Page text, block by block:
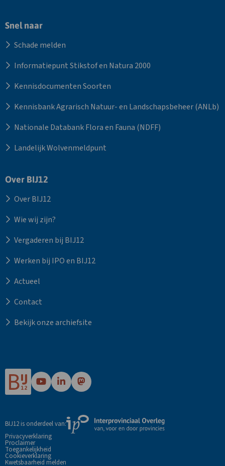
Snel naar
Schade melden
Informatiepunt Stikstof en Natura 2000
Kennisdocumenten Soorten
Kennisbank Agrarisch Natuur- en Landschapsbeheer (ANLb)
Nationale Databank Flora en Fauna (NDFF)
Landelijk Wolvenmeldpunt
Over BIJ12
Over BIJ12
Wie wij zijn?
Vergaderen bij BIJ12
Werken bij IPO en BIJ12
Actueel
Contact
Bekijk onze archiefsite
Ga
naar
pagina
Ga
naar
LinkedIn
pagina
Ga
naar
Mastodon
pagina
BIJ12 is onderdeel van:
Externe
link
Privacyverklaring
Proclaimer
Toegankelijkheid
Cookieverklaring
Kwetsbaarheid melden